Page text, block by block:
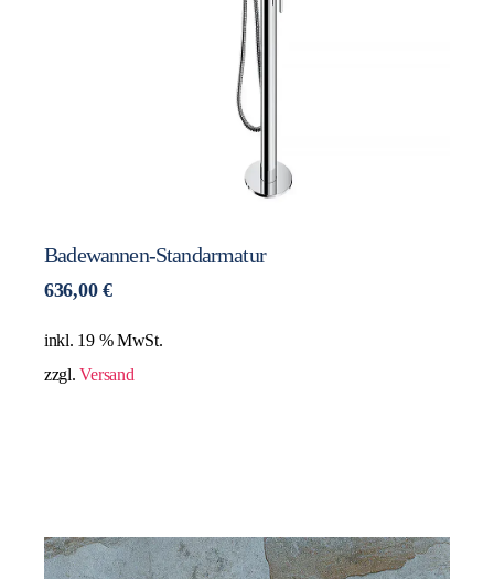
Badewannen-Standarmatur
636,00€
inkl. 19 % MwSt.
zzgl.Versand